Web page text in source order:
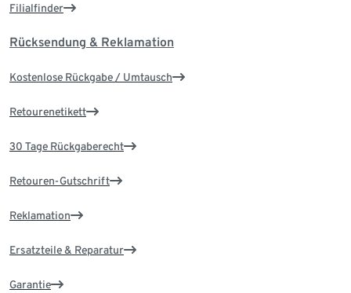
Filialfinder
Rücksendung & Reklamation
Kostenlose Rückgabe / Umtausch
Retourenetikett
30 Tage Rückgaberecht
Retouren-Gutschrift
Reklamation
Ersatzteile & Reparatur
Garantie